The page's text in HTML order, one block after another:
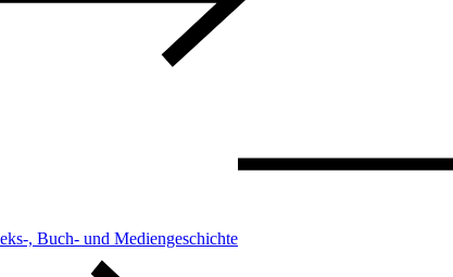
, Buch- und Mediengeschichte